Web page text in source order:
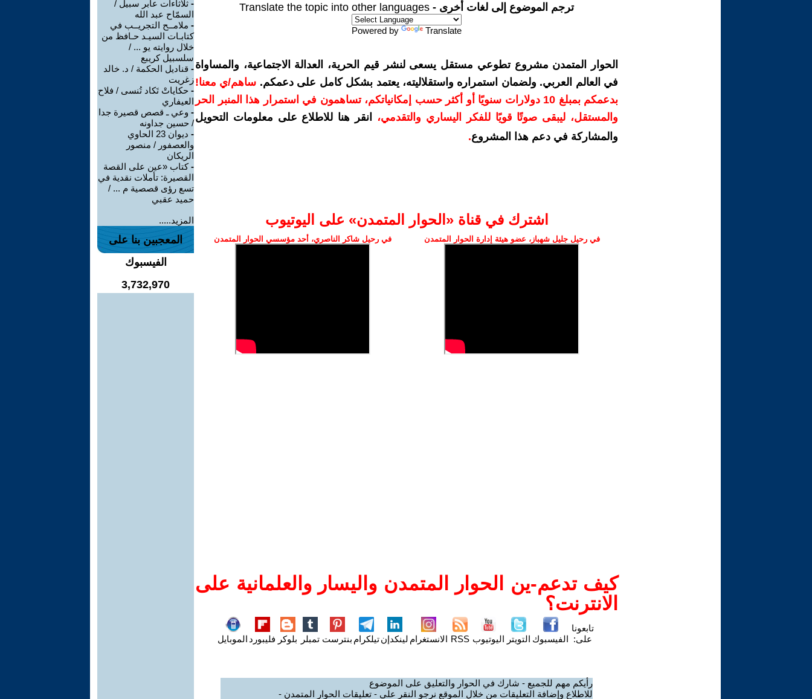
ترجم الموضوع إلى لغات أخرى - Translate the topic into other languages
Powered by Translate
الحوار المتمدن مشروع تطوعي مستقل يسعى لنشر قيم الحرية، العدالة الاجتماعية، والمساواة
في العالم العربي. ولضمان استمراره واستقلاليته، يعتمد بشكل كامل على دعمكم. ساهم/ي معنا!
بدعمكم بمبلغ 10 دولارات سنويًا أو أكثر حسب إمكانياتكم، تساهمون في استمرار هذا المنبر الحر
والمستقل، ليبقى صوتًا قويًا للفكر اليساري والتقدمي،
انقر هنا للاطلاع على معلومات التحويل
والمشاركة في دعم هذا المشروع.
اشترك في قناة ‫«الحوار المتمدن» على اليوتيوب
في رحيل جليل شهباز، عضو هيئة إدارة الحوار المتمدن في رحيل شاكر الناصري، أحد مؤسسي الحوار المتمدن
كيف تدعم-ين الحوار المتمدن واليسار والعلمانية على
الانترنت؟
تابعونا
على: الفيسبوك التويتر اليوتيوب RSS الانستغرام لينكدإنتيلكرام بنترست تمبلر بلوكر فليبورد الموبايل
رأيكم مهم للجميع - شارك في الحوار والتعليق على الموضوع
للاطلاع وإضافة التعليقات من خلال الموقع نرجو النقر على - تعليقات الحوار المتمدن -
- ثلاثاءات عابر سبيل /
السمّاح عبد الله
- ملامــح التجريــب في
كتابـات السيـد حـافظ من
خلال روايته يو ... /
سلسبيل كريبع
- قناديل الحكمة / د. خالد
زغريت
- حكاياتْ تَكاد تُنسى / فلاح
العيفاري
- وعي ـ قصص قصيرة جدا
/ حسين جداونه
-
ديوان 23 الحاوي
والعصفور / منصور
الريكان
-كتاب «عين على القصة
القصيرة: تأملات نقدية في
تسع رؤى قصصية م ... /
حميد عقبي
المزيد.....
المعجبين بنا على
الفيسبوك
3,732,970